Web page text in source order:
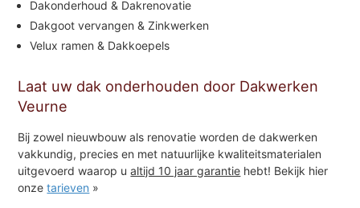
Dakonderhoud & Dakrenovatie
Dakgoot vervangen & Zinkwerken
Velux ramen & Dakkoepels
Laat uw dak onderhouden door Dakwerken
Veurne
Bij zowel nieuwbouw als renovatie worden de dakwerken
vakkundig, precies en met natuurlijke kwaliteitsmaterialen
uitgevoerd waarop ualtijd 10 jaar garantie hebt! Bekijk hier
onzetarieven »